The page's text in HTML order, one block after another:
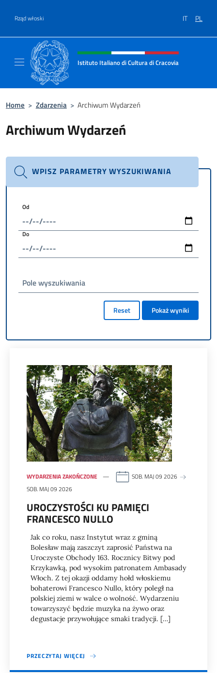
Rząd włoski IT PL
Header, social and menu of site
Istituto Italiano di Cultura di Cracovia
Home > Zdarzenia > Archiwum Wydarzeń
Archiwum Wydarzeń
WPISZ PARAMETRY WYSZUKIWANIA
Od
Do
Pole wyszukiwania
Reset Pokaż wyniki
WYDARZENIA ZAKOŃCZONE
SOB. MAJ 09 2026
SOB. MAJ 09 2026
UROCZYSTOŚCI KU PAMIĘCI
FRANCESCO NULLO
Jak co roku, nasz Instytut wraz z gminą
Bolesław mają zaszczyt zaprosić Państwa na
Uroczyste Obchody 163. Rocznicy Bitwy pod
Krzykawką, pod wysokim patronatem Ambasady
Włoch. Z tej okazji oddamy hołd włoskiemu
bohaterowi Francesco Nullo, który poległ na
polskiej ziemi w walce o wolność. Wydarzeniu
towarzyszyć będzie muzyka na żywo oraz
degustacje przywołujące smaki tradycji. […]
PRZECZYTAJ WIĘCEJ